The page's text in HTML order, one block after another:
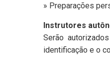
» Preparações
Instrutores
Serão
identificação e o